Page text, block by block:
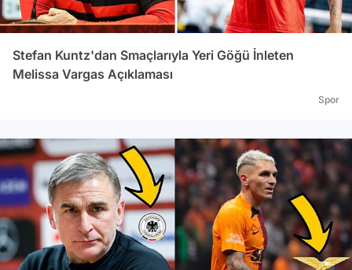
Stefan Kuntz'dan Smaçlarıyla Yeri Göğü İnleten
Melissa Vargas Açıklaması
Spor